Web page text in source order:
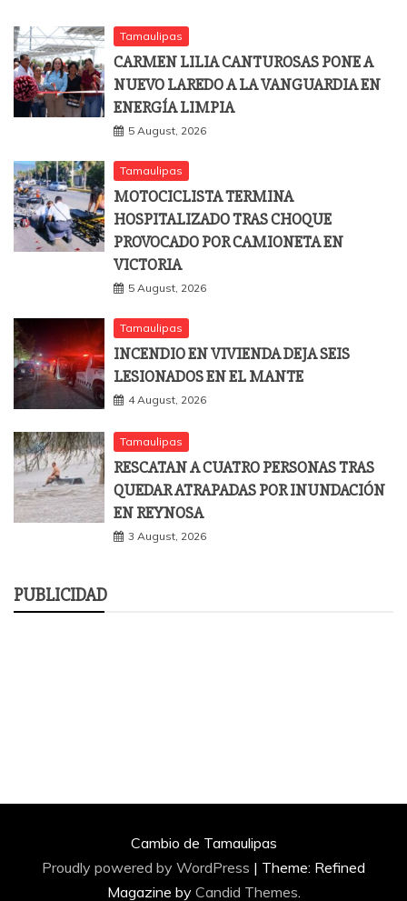
Tamaulipas
CARMEN LILIA CANTUROSAS PONE A
NUEVO LAREDO A LA VANGUARDIA EN
ENERGÍA LIMPIA
5 August, 2026
Tamaulipas
MOTOCICLISTA TERMINA
HOSPITALIZADO TRAS CHOQUE
PROVOCADO POR CAMIONETA EN
VICTORIA
5 August, 2026
Tamaulipas
INCENDIO EN VIVIENDA DEJA SEIS
LESIONADOS EN EL MANTE
4 August, 2026
Tamaulipas
RESCATAN A CUATRO PERSONAS TRAS
QUEDAR ATRAPADAS POR INUNDACIÓN
EN REYNOSA
3 August, 2026
PUBLICIDAD
Cambio de Tamaulipas
Proudly powered by WordPress | Theme: Refined
Magazine by Candid Themes.